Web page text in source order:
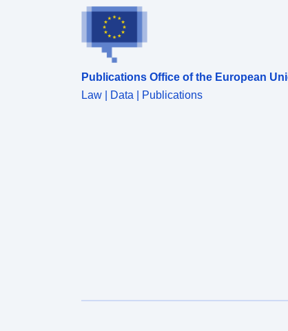
Publications Office of the European
Law | Data | Publications